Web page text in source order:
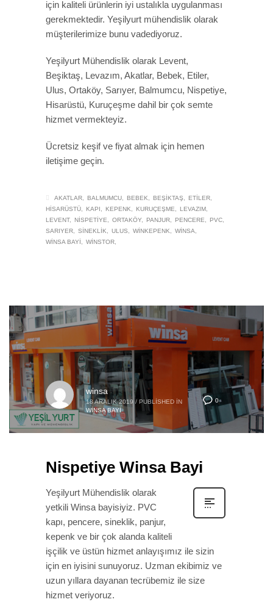
için kaliteli ürünlerin iyi ustalıkla uygulanması
gerekmektedir. Yeşilyurt mühendislik olarak
müşterilerimize bunu vadediyoruz.
Yeşilyurt Mühendislik olarak Levent,
Beşiktaş, Levazım, Akatlar, Bebek, Etiler,
Ulus, Ortaköy, Sarıyer, Balmumcu, Nispetiye,
Hisarüstü, Kuruçeşme dahil bir çok semte
hizmet vermekteyiz.
Ücretsiz keşif ve fiyat almak için hemen
iletişime geçin.
AKATLAR BALMUMCU BEBEK BEŞIKTAŞ
ETILER
HISARÜSTÜ
KAPI KEPENK KURUÇEŞME
LEVAZIM
LEVENT
NISPETIYE ORTAKÖY PANJUR PENCERE
PVC
SARIYER
SINEKLIK ULUS WINKEPENK
WINSA
WINSA BAYI
WINSTOR
0
winsa
18 ARALIK 2019 / PUBLISHED IN
WINSA BAYI
Nispetiye Winsa Bayi
Yeşilyurt Mühendislik olarak
yetkili Winsa bayisiyiz. PVC
kapı, pencere, sineklik, panjur,
kepenk ve bir çok alanda kaliteli
işçilik ve üstün hizmet anlayışımız ile sizin
için en iyisini sunuyoruz. Uzman ekibimiz ve
uzun yıllara dayanan tecrübemiz ile size
hizmet veriyoruz.